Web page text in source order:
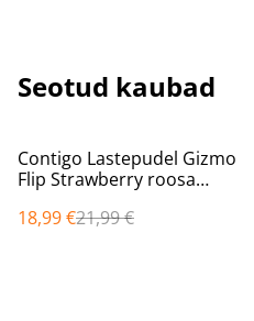
Seotud kaubad
%
Contigo Lastepudel Gizmo
Flip Strawberry roosa
18,99 €21,99 €